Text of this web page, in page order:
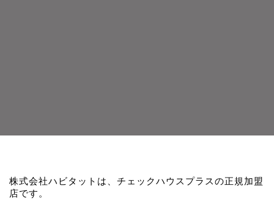
株式会社ハビタットは、チェックハウスプラスの正規加盟
店です。